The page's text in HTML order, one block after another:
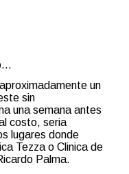
un
sin
una semana antes
costo, seria
lugares donde
Tezza o Clinica de
Palma.